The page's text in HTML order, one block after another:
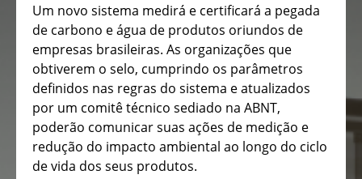
Um novo sistema medirá e certificará a pegada
de carbono e água de produtos oriundos de
empresas brasileiras. As organizações que
obtiverem o selo, cumprindo os parâmetros
definidos nas regras do sistema e atualizados
por um comitê técnico sediado na ABNT,
poderão comunicar suas ações de medição e
redução do impacto ambiental ao longo do ciclo
de vida dos seus produtos.